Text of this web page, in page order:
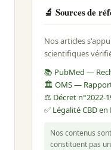
🔬 Sources de
Nos articles
scientifiques
📚 PubMed —
🏛️ OMS —
⚖️ Décret n°2022-
✅ Légalité CBD en
Nos contenus
constituent pas